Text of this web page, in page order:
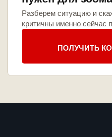
Разберем ситуацию и
критичны именно сейчас
ПОЛУЧИТЬ